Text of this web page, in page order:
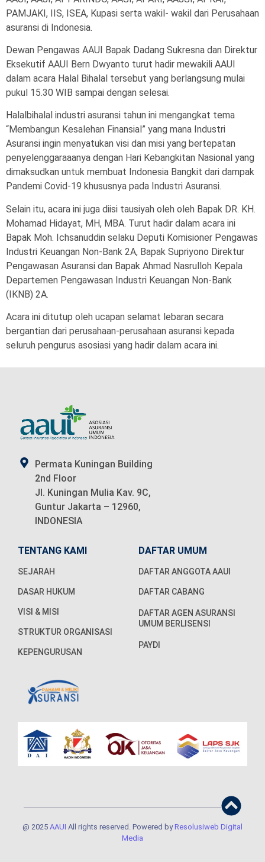
PAMJAKI, IIS, ISEA, Kupasi serta wakil- wakil dari Perusahaan
asuransi di Indonesia.
Dewan Pengawas AAUI Bapak Dadang Sukresna dan Direktur
Eksekutif AAUI Bern Dwyanto turut hadir mewakili AAUI
dalam acara Halal Bihalal tersebut yang berlangsung mulai
pukul 15.30 WIB sampai dengan selesai.
Halalbihalal industri asuransi tahun ini mengangkat tema
“Membangun Kesalehan Finansial” yang mana Industri
Asuransi ingin menyatukan visi dan misi yang bertepatan
penyelenggaraaanya dengan Hari Kebangkitan Nasional yang
dimaksudkan untuk membuat Indonesia Bangkit dari dampak
Pandemi Covid-19 khususnya pada Industri Asuransi.
Selain itu, acara ini juga diisi tausiyah oleh oleh Bapak DR. KH.
Mohamad Hidayat, MH, MBA. Turut hadir dalam acara ini
Bapak Moh. Ichsanuddin selaku Deputi Komisioner Pengawas
Industri Keuangan Non-Bank 2A, Bapak Supriyono Direktur
Pengawasan Asuransi dan Bapak Ahmad Nasrulloh Kepala
Departemen Pengawasan Industri Keuangan Non-Bank
(IKNB) 2A.
Acara ini ditutup oleh ucapan selamat lebaran secara
bergantian dari perusahaan-perusahaan asuransi kepada
seluruh pengurus asosiasi yang hadir dalam acara ini.
Permata Kuningan Building
2nd Floor
Jl. Kuningan Mulia Kav. 9C,
Guntur Jakarta – 12960,
INDONESIA
TENTANG KAMI
SEJARAH
DASAR HUKUM
VISI & MISI
STRUKTUR ORGANISASI
KEPENGURUSAN
DAFTAR UMUM
DAFTAR ANGGOTA AAUI
DAFTAR CABANG
DAFTAR AGEN ASURANSI
UMUM BERLISENSI
PAYDI
@ 2025 AAUI All rights reserved. Powered byResolusiweb Digital
Media